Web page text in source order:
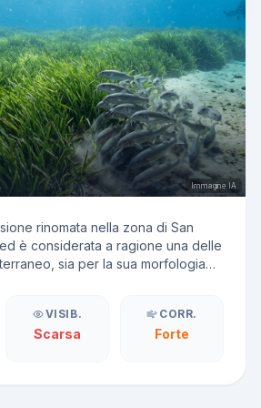
Immagine IA
rinomata nella zona di San
è considerata a ragione una delle
sia per la sua morfologia
metri di profondità. L'accesso
via barca da San
VISIB.
Scarsa
CORR.
Forte